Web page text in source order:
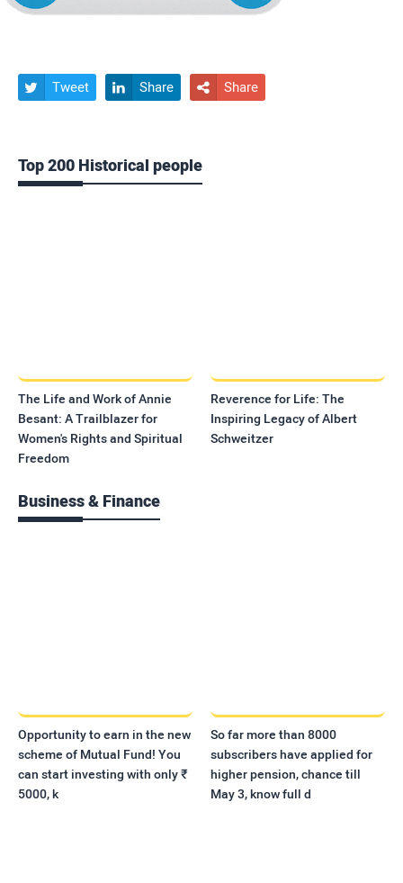
 Tweet  Share  Share
Top 200 Historical people
The Life and Work of Annie
Besant: A Trailblazer for
Women's Rights and Spiritual
Freedom
Reverence for Life: The
Inspiring Legacy of Albert
Schweitzer
Business & Finance
Opportunity to earn in the new
scheme of Mutual Fund! You
can start investing with only ₹
5000, k
So far more than 8000
subscribers have applied for
higher pension, chance till
May 3, know full d